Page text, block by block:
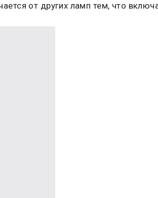
от других ламп тем, что